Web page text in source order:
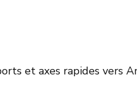
et axes rapides vers